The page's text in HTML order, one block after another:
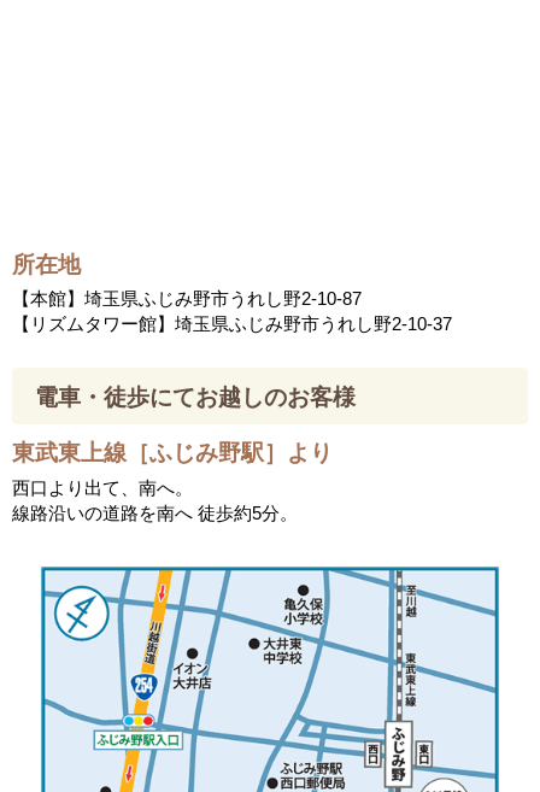
所在地
【本館】埼玉県ふじみ野市うれし野2-10-87
【リズムタワー館】埼玉県ふじみ野市うれし野2-10-37
電車・徒歩にてお越しのお客様
東武東上線［ふじみ野駅］より
西口より出て、南へ。
線路沿いの道路を南へ 徒歩約5分。